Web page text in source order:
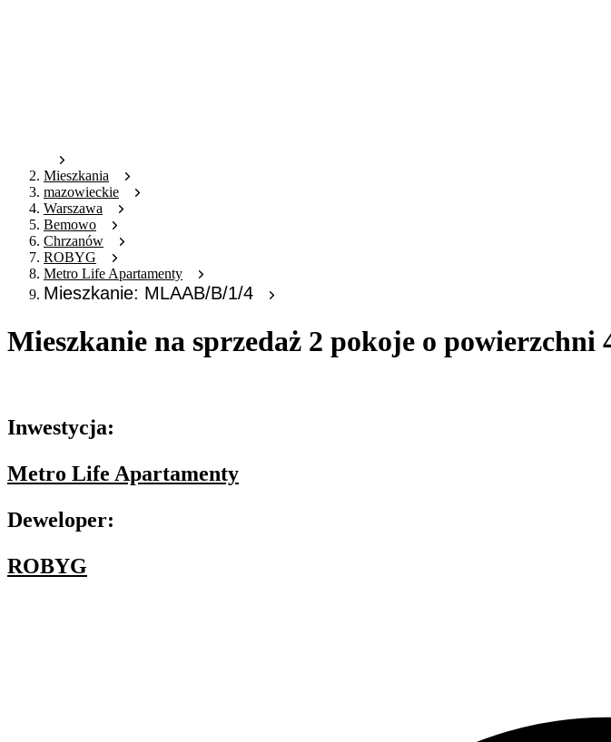
Mieszkania
mazowieckie
Warszawa
Bemowo
Chrzanów
ROBYG
Metro Life Apartamenty
Mieszkanie: MLAAB/B/1/4
Mieszkanie na sprzedaż 2 pokoje o
Inwestycja:
Metro Life Apartamenty
Deweloper:
ROBYG